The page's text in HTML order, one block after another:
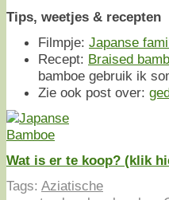
Tips, weetjes & recepten
Filmpje: Japanse
Recept: Braised
bamboe gebruik ik
Zie ook post over:
Wat is er te koop? (klik
Tags: Aziatische